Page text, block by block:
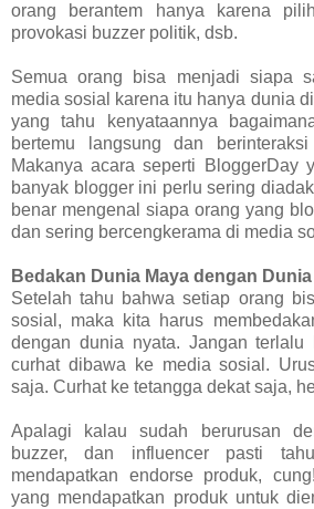
orang berantem hanya karena
provokasi buzzer politik, dsb.
Semua orang bisa menjadi siapa
media sosial karena itu hanya dunia
yang tahu kenyataannya
bertemu langsung dan
Makanya acara seperti BloggerDay
banyak blogger ini perlu sering
benar mengenal siapa orang yang
dan sering bercengkerama di media
Bedakan Dunia Maya dengan
Setelah tahu bahwa setiap orang
sosial, maka kita harus
dengan dunia nyata. Jangan terlalu
curhat dibawa ke media sosial.
saja. Curhat ke tetangga dekat saja,
Apalagi kalau sudah berurusan
buzzer, dan influencer pasti
mendapatkan endorse produk,
yang mendapatkan produk untuk